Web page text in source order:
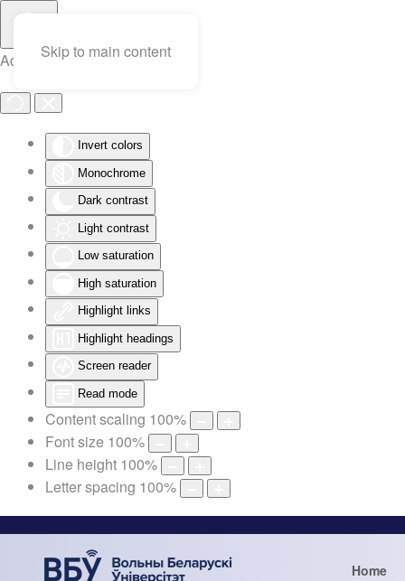
Accessibility Tools
Invert colors
Monochrome
Dark contrast
Light contrast
Low saturation
High saturation
Highlight links
Highlight headings
Screen reader
Read mode
Content scaling 100%
Font size 100%
Line height 100%
Letter spacing 100%
Skip to main content
Home